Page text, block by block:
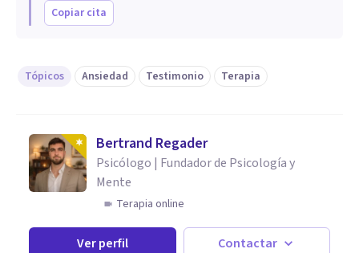
Copiar cita
Tópicos Ansiedad Testimonio Terapia
Bertrand Regader
Psicólogo | Fundador de Psicología y
Mente
Terapia online
Ver perfil Contactar